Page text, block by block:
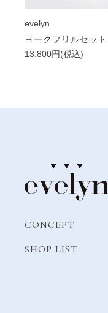
evelyn
ヨークフリルセッ
13,800円(税込)
CONCEPT
SHOP LIST